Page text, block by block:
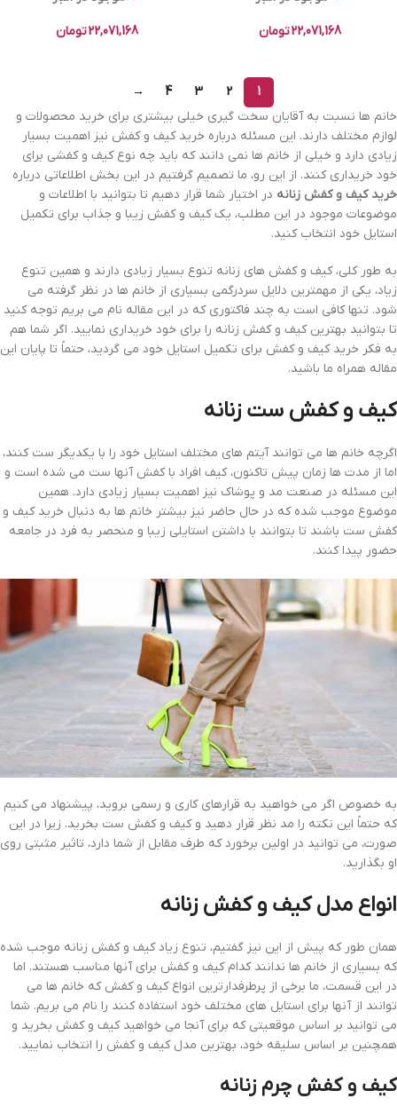
22,071,168تومان
22,071,168تومان
1
2
3
4
→
خانم ها نسبت به آقایان سخت گیری خیلی بیشتری برای خرید محصولات و
لوازم مختلف دارند. این مسئله درباره خرید کیف و کفش نیز اهمیت بسیار
زیادی دارد و خیلی از خانم ها نمی دانند که باید چه نوع کیف و کفشی برای
خود خریداری کنند. از این رو، ما تصمیم گرفتیم در این بخش اطلاعاتی درباره
خرید کیف و کفش زنانه در اختیار شما قرار دهیم تا بتوانید با اطلاعات و
موضوعات موجود در این مطلب، یک کیف و کفش زیبا و جذاب برای تکمیل
استایل خود انتخاب کنید.
به طور کلی، کیف و کفش های زنانه تنوع بسیار زیادی دارند و همین تنوع
زیاد، یکی از مهمترین دلایل سردرگمی بسیاری از خانم ها در نظر گرفته می
شود. تنها کافی است به چند فاکتوری که در این مقاله نام می بریم توجه کنید
تا بتوانید بهترین کیف و کفش زنانه را برای خود خریداری نمایید. اگر شما هم
به فکر خرید کیف و کفش برای تکمیل استایل خود می گردید، حتماً تا پایان این
مقاله همراه ما باشید.
کیف و کفش ست زنانه
اگرچه خانم ها می توانند آیتم های مختلف استایل خود را با یکدیگر ست کنند،
اما از مدت ها زمان پیش تاکنون، کیف افراد با کفش آنها ست می شده است و
این مسئله در صنعت مد و پوشاک نیز اهمیت بسیار زیادی دارد. همین
موضوع موجب شده که در حال حاضر نیز بیشتر خانم ها به دنبال خرید کیف و
کفش ست باشند تا بتوانند با داشتن استایلی زیبا و منحصر به فرد در جامعه
حضور پیدا کنند.
به خصوص اگر می خواهید به قرارهای کاری و رسمی بروید، پیشنهاد می کنیم
که حتماً این نکته را مد نظر قرار دهید و کیف و کفش ست بخرید. زیرا در این
صورت، می توانید در اولین برخورد که طرف مقابل از شما دارد، تاثیر مثبتی روی
او بگذارید.
انواع مدل کیف و کفش زنانه
همان طور که پیش از این نیز گفتیم، تنوع زیاد کیف و کفش زنانه موجب شده
که بسیاری از خانم ها ندانند کدام کیف و کفش برای آنها مناسب هستند. اما
در این قسمت، ما برخی از پرطرفدارترین انواع کیف و کفش که خانم ها می
توانند از آنها برای استایل های مختلف خود استفاده کنند را نام می بریم. شما
می توانید بر اساس موقعیتی که برای آنجا می خواهید کیف و کفش بخرید و
همچنین بر اساس سلیقه خود، بهترین مدل کیف و کفش را انتخاب نمایید.
کیف و کفش چرم زنانه